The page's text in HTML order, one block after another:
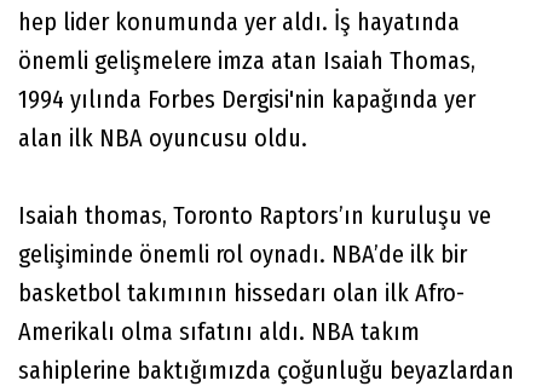
hep lider konumunda yer aldı. İş hayatında
önemli gelişmelere imza atan Isaiah Thomas,
1994 yılında Forbes Dergisi'nin kapağında yer
alan ilk NBA oyuncusu oldu.
Isaiah thomas, Toronto Raptors’ın kuruluşu ve
gelişiminde önemli rol oynadı. NBA’de ilk bir
basketbol takımının hissedarı olan ilk Afro-
Amerikalı olma sıfatını aldı. NBA takım
sahiplerine baktığımızda çoğunluğu beyazlardan